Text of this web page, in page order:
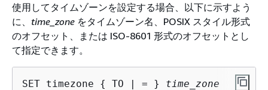
使用してタイムゾーンを設定する場合、以下に示すよう
に、 time_zone をタイムゾーン名、POSIX スタイル形式
のオフセット、または ISO-8601 形式のオフセットとし
て指定できます。
SET timezone { TO | = } time_zone